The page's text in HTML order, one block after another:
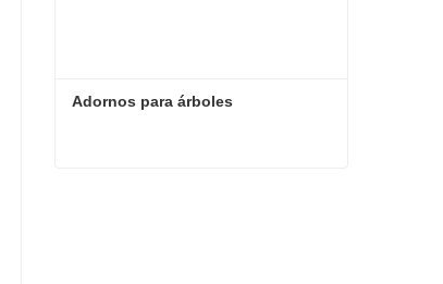
Adornos para árboles